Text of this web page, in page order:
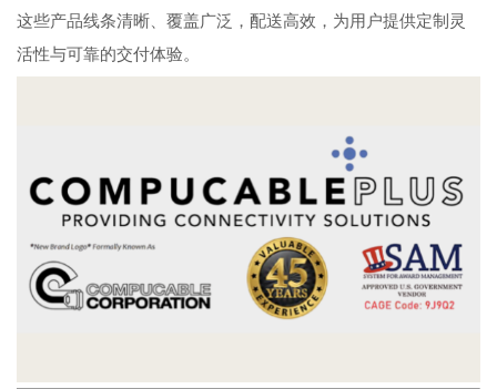
这些产品线条清晰、覆盖广泛，配送高效，为用户提供定制灵
活性与可靠的交付体验。